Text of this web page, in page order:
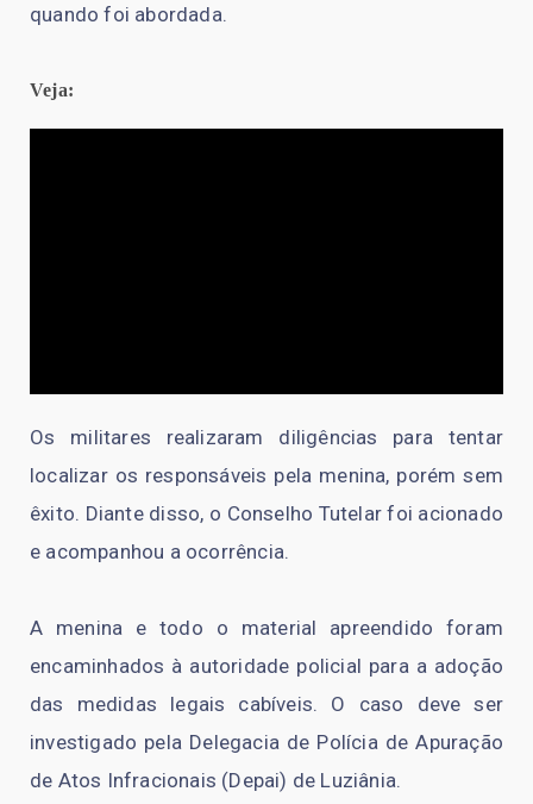
quando foi abordada.
Veja:
Os militares realizaram diligências para tentar
localizar os responsáveis pela menina, porém sem
êxito. Diante disso, o Conselho Tutelar foi acionado
e acompanhou a ocorrência.
A menina e todo o material apreendido foram
encaminhados à autoridade policial para a adoção
das medidas legais cabíveis. O caso deve ser
investigado pela Delegacia de Polícia de Apuração
de Atos Infracionais (Depai) de Luziânia.